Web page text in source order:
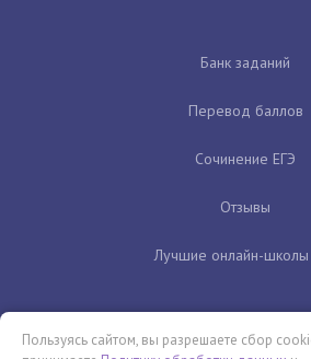
Банк заданий
Перевод баллов
Сочинение ЕГЭ
Отзывы
Лучшие онлайн-школы
Пользуясь сайтом, вы разрешаете сбор